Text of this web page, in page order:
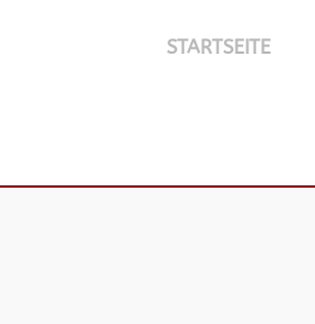
STARTSEITE